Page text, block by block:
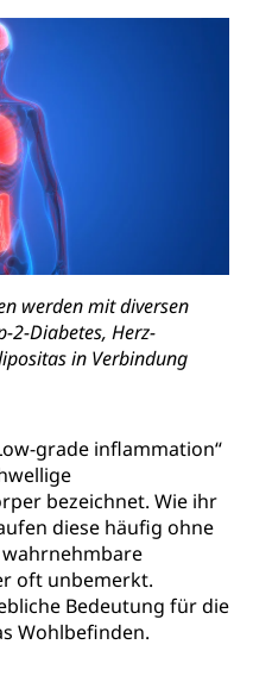
werden mit diversen
2-Diabetes, Herz-
in Verbindung
grade inflammation“
bezeichnet. Wie ihr
diese häufig ohne
oft unbemerkt.
Bedeutung für die
Wohlbefinden.